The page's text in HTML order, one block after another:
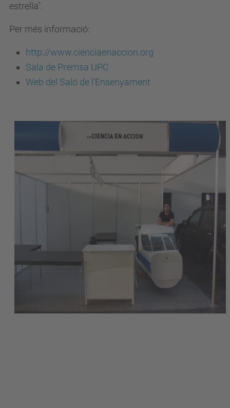
estrella".
Per més informació:
http://www.cienciaenaccion.org
Sala de Premsa UPC
Web del Saló de l'Ensenyament